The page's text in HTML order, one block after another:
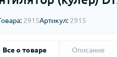
2915Артикул: 2915
Все о товаре Описание